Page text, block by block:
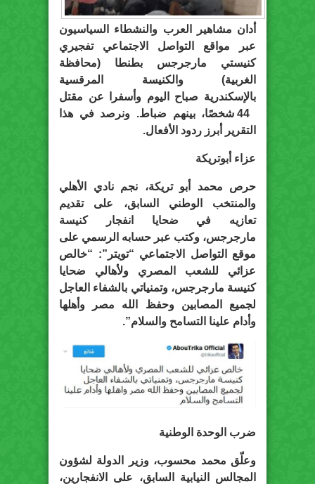
أدان مشاهير العرب والنشطاء السياسيون
عبر مواقع التواصل الاجتماعي تفجيري
كنيستي مارجرجس بطنطا (محافظة
الغربية) والكنيسة المرقسية
بالإسكندرية صباح اليوم وأسفرا عن مقتل
44 شخصًا، بينهم ضباط. ونرصد في هذا
التقرير أبرز ردود الأفعال.
عزاء أبوتريكة
حرص محمد أبو تريكة، نجم نادي الأهلي
والمنتخب الوطني السابق، على تقديم
تعازيه في ضحايا انفجار كنيسة
مارجرجس، وكتب عبر حسابه الرسمي على
موقع التواصل الاجتماعي “تويتر”: “خالص
عزائي للشعب المصري ولأهالي ضحايا
كنيسة مارجرجس، وتمنياتي بالشفاء العاجل
لجميع المصابين وحفظ الله مصر وأهلها
وأدام علينا التسامح والسلام”.
ضرب الوحدة الوطنية
وعلّق محمد محسوب، وزير الدولة لشؤون
المجالس النيابية السابق، على الانفجارين،